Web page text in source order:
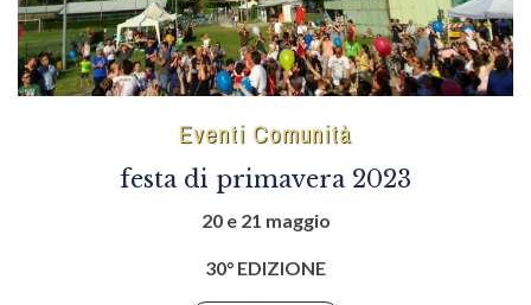
Eventi Comunità
festa di primavera 2023
20 e 21 maggio
30° EDIZIONE